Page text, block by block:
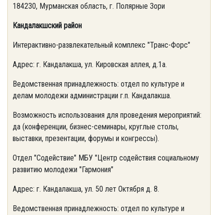
184230, Мурманская область, г. Полярные Зори
Кандалакшский район
Интерактивно-развлекательный комплекс "Транс-Форс"
Адрес: г. Кандалакша, ул. Кировская аллея, д.1а.
Ведомственная принадлежность: отдел по культуре и
делам молодежи администрации г.п. Кандалакша.
Возможность использования для проведения мероприятий:
да (конференции, бизнес-семинары, круглые столы,
выставки, презентации, форумы и конгрессы).
Отдел "Содействие" МБУ "Центр содействия социальному
развитию молодежи "Гармония"
Адрес: г. Кандалакша, ул. 50 лет Октября д. 8.
Ведомственная принадлежность: отдел по культуре и